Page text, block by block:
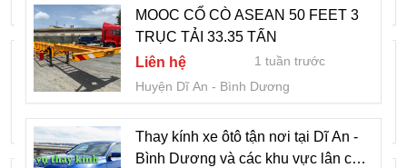
Huyện Dĩ An
Bình Dương
Cửa Cuốn Đài Loan Bình Dương
Liên hệ
2 tuần trước
Huyện Dĩ An
Bình Dương
MOOC CỔ CÒ ASEAN 50 FEET 3
TRỤC TẢI 33.35 TẤN
Liên hệ
1 tuần trước
Huyện Dĩ An
Bình Dương
Thay kính xe ôtô tận nơi tại Dĩ An -
Bình Dương và các khu vực lân cận